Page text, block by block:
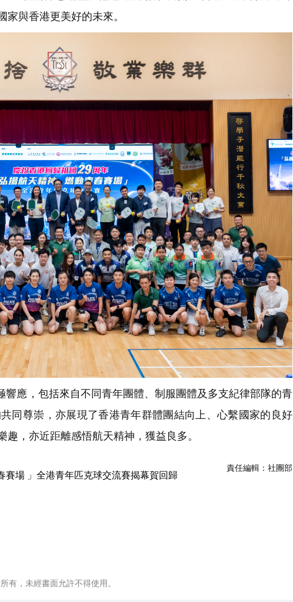
與香港更美好的未來。
應，包括來自不同青年團體、制服團體及多支紀律部隊的青
同尊崇，亦展現了香港青年群體團結向上、心繫國家的良好
，亦近距離感悟航天精神，獲益良多。
責任編輯： 社團部
有，未經書面允許不得使用。